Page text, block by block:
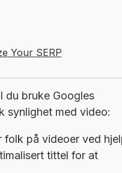
Your SERP
du bruke Googles
synlighet med video:
på videoer ved
tittel for at